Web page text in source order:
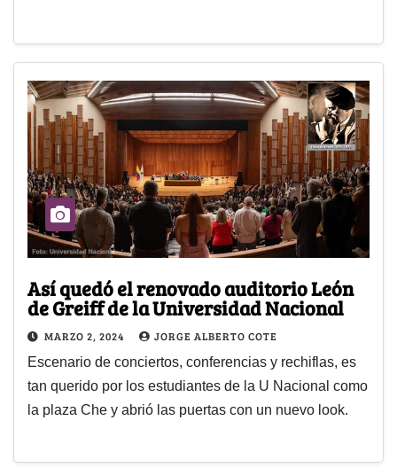
Así quedó el renovado auditorio León
de Greiff de la Universidad Nacional
MARZO 2, 2024 JORGE ALBERTO COTE
Escenario de conciertos, conferencias y rechiflas, es
tan querido por los estudiantes de la U Nacional como
la plaza Che y abrió las puertas con un nuevo look.